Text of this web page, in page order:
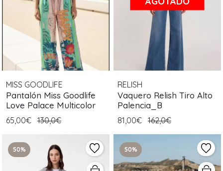
MISS GOODLIFE
Pantalón Miss Goodlife
Love Palace Multicolor
65,00€ 130,0€
RELISH
Vaquero Relish Tiro Alto
Palencia_B
81,00€ 162,0€
50% 50%